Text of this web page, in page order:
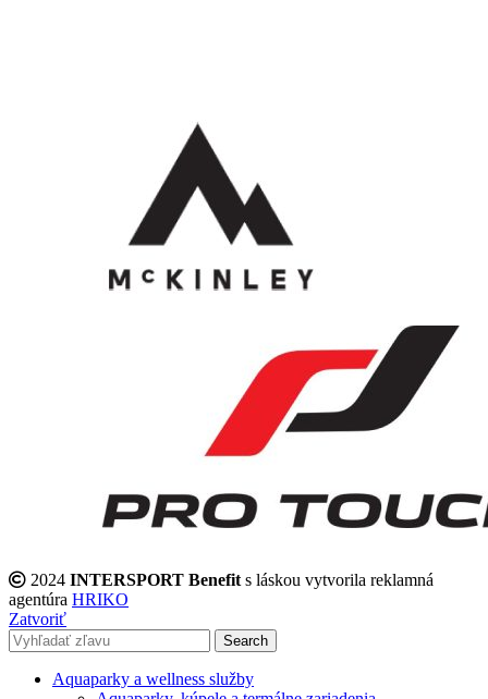
2024 INTERSPORT Benefit s láskou vytvorila reklamná
agentúra HRIKO
Zatvoriť
Search
Aquaparky a wellness služby